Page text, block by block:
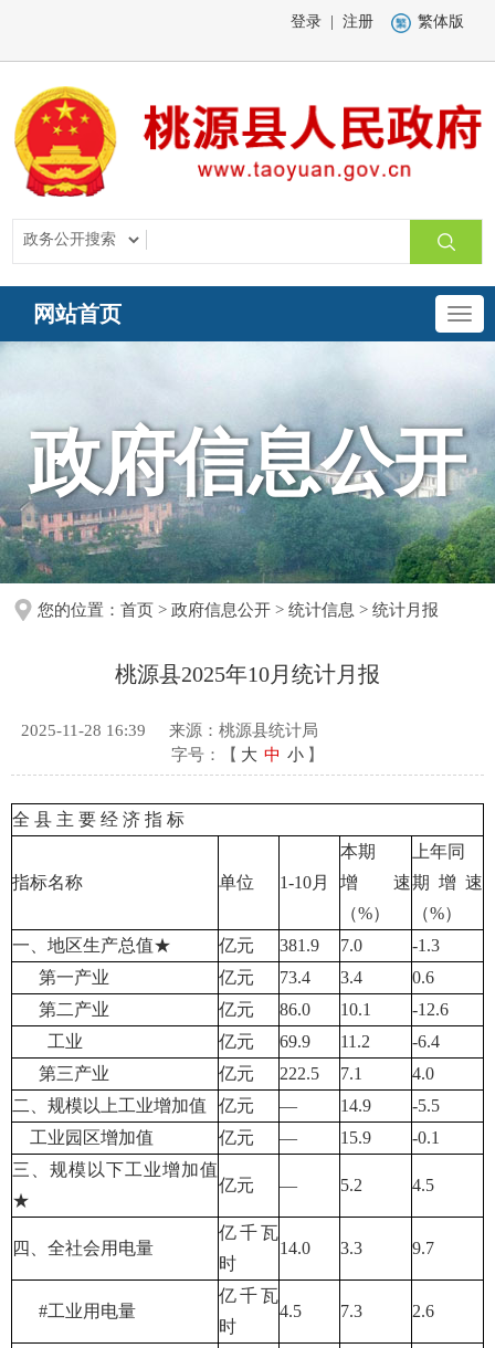
登录 注册 繁体版
网站首页
政府信息公开
您的位置： 首页 > 政府信息公开 > 统计信息 > 统计月报
桃源县2025年10月统计月报
2025-11-28 16:39
来源：桃源县统计局
字号：【 大 中 小 】
全 县 主 要 经 济 指 标
指标名称 单位 1-10月
本期
增速
（%）
上年同
期增速
（%）
一、地区生产总值★
亿元 381.9 7.0
-1.3
第一产业
亿元 73.4 3.4
0.6
第二产业
亿元 86.0 10.1
-12.6
工业
亿元 69.9 11.2
-6.4
第三产业
亿元 222.5 7.1
4.0
二、规模以上工业增加值
亿元 — 14.9
-5.5
工业园区增加值
亿元 — 15.9
-0.1
三、规模以下工业增加值
★
亿元 — 5.2 4.5
四、全社会用电量
亿千瓦
时
14.0 3.3 9.7
#工业用电量
亿千瓦
时
4.5 7.3 2.6